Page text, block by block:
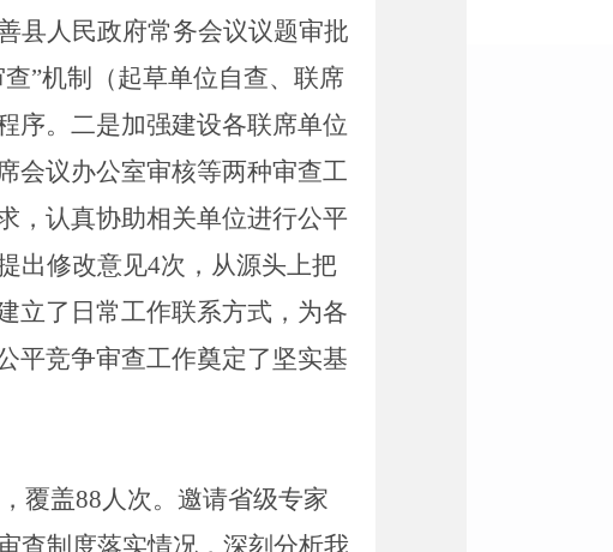
县人民政府常务会议议题审批
查”机制（起草单位自查、联席
序。二是加强建设各联席单位
会议办公室审核等两种审查工
，认真协助相关单位进行公平
出修改意见4次，从源头上把
立了日常工作联系方式，为各
平竞争审查工作奠定了坚实基
覆盖88人次。 邀请省级专家
查制度落实情况，深刻分析我